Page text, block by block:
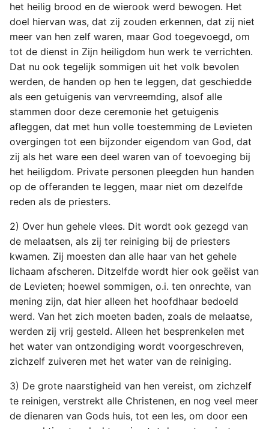
het heilig brood en de wierook werd bewogen. Het
doel hiervan was, dat zij zouden erkennen, dat zij niet
meer van hen zelf waren, maar God toegevoegd, om
tot de dienst in Zijn heiligdom hun werk te verrichten.
Dat nu ook tegelijk sommigen uit het volk bevolen
werden, de handen op hen te leggen, dat geschiedde
als een getuigenis van vervreemding, alsof alle
stammen door deze ceremonie het getuigenis
afleggen, dat met hun volle toestemming de Levieten
overgingen tot een bijzonder eigendom van God, dat
zij als het ware een deel waren van of toevoeging bij
het heiligdom. Private personen pleegden hun handen
op de offeranden te leggen, maar niet om dezelfde
reden als de priesters.
2) Over hun gehele vlees. Dit wordt ook gezegd van
de melaatsen, als zij ter reiniging bij de priesters
kwamen. Zij moesten dan alle haar van het gehele
lichaam afscheren. Ditzelfde wordt hier ook geëist van
de Levieten; hoewel sommigen, o.i. ten onrechte, van
mening zijn, dat hier alleen het hoofdhaar bedoeld
werd. Van het zich moeten baden, zoals de melaatse,
werden zij vrij gesteld. Alleen het besprenkelen met
het water van ontzondiging wordt voorgeschreven,
zichzelf zuiveren met het water van de reiniging.
3) De grote naarstigheid van hen vereist, om zichzelf
te reinigen, verstrekt alle Christenen, en nog veel meer
de dienaren van Gods huis, tot een les, om door een